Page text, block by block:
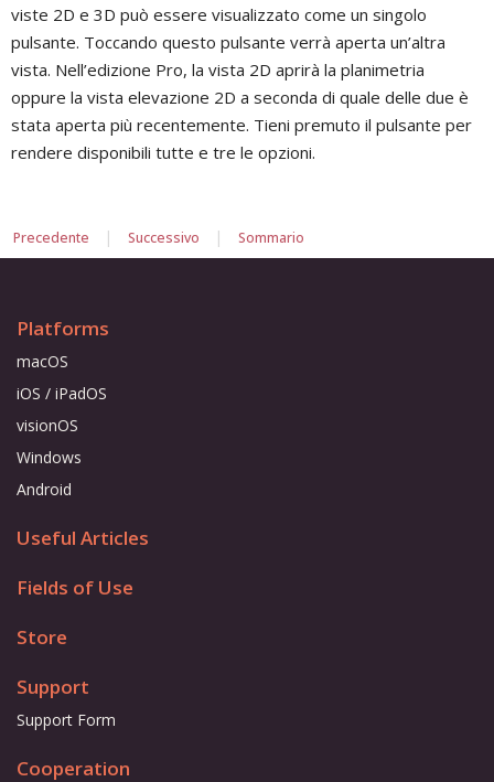
viste 2D e 3D può essere visualizzato come un singolo
pulsante. Toccando questo pulsante verrà aperta un’altra
vista. Nell’edizione Pro, la vista 2D aprirà la planimetria
oppure la vista elevazione 2D a seconda di quale delle due è
stata aperta più recentemente. Tieni premuto il pulsante per
rendere disponibili tutte e tre le opzioni.
Precedente | Successivo | Sommario
Platforms
macOS
iOS / iPadOS
visionOS
Windows
Android
Useful Articles
Fields of Use
Store
Support
Support Form
Cooperation